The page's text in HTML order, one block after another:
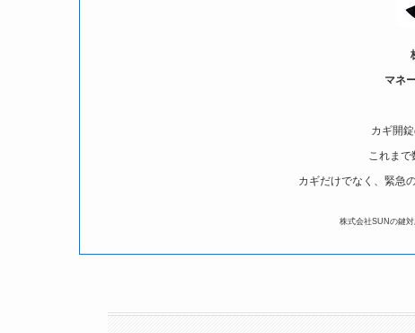
マネ
カギ開
これまで
カギだけでなく、緊急
株式会社SUNの鍵対